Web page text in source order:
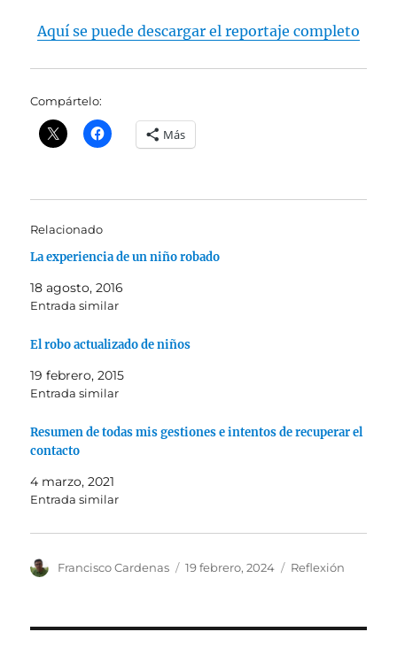
Aquí se puede descargar el reportaje completo
Compártelo:
Más
Relacionado
La experiencia de un niño robado
18 agosto, 2016
Entrada similar
El robo actualizado de niños
19 febrero, 2015
Entrada similar
Resumen de todas mis gestiones e intentos de recuperar el
contacto
4 marzo, 2021
Entrada similar
Autor
Francisco Cardenas
Publicado
19 febrero, 2024 Categorías
Reflexión